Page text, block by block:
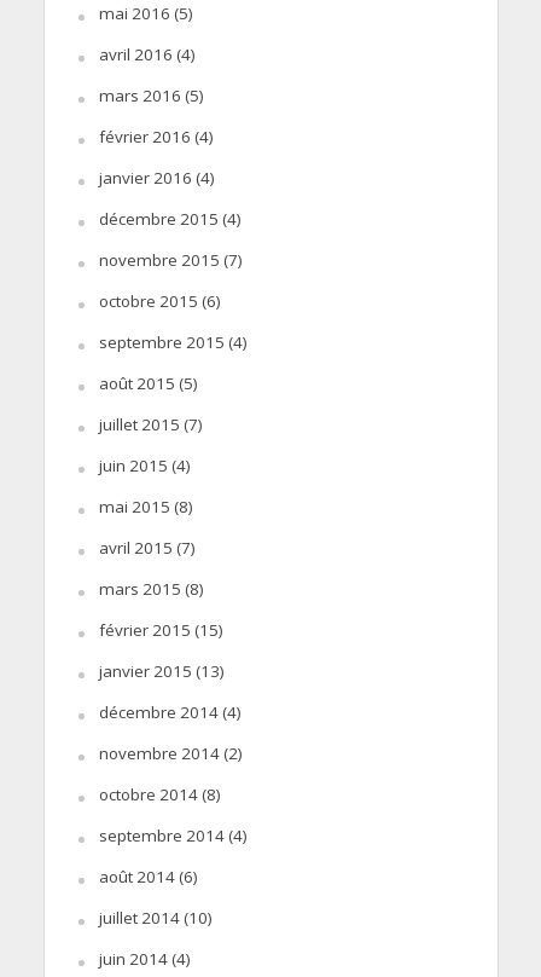
mai 2016 (5)
avril 2016 (4)
mars 2016 (5)
février 2016 (4)
janvier 2016 (4)
décembre 2015 (4)
novembre 2015 (7)
octobre 2015 (6)
septembre 2015 (4)
août 2015 (5)
juillet 2015 (7)
juin 2015 (4)
mai 2015 (8)
avril 2015 (7)
mars 2015 (8)
février 2015 (15)
janvier 2015 (13)
décembre 2014(4)
novembre 2014(2)
octobre 2014(8)
septembre 2014(4)
août 2014(6)
juillet 2014(10)
juin 2014(4)